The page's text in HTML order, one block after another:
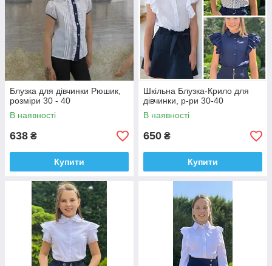
Блузка для дівчинки Рюшик,
розміри 30 - 40
В наявності
638 ₴
Купити
Шкільна Блузка-Крило для
дівчинки, р-ри 30-40
В наявності
650 ₴
Купити